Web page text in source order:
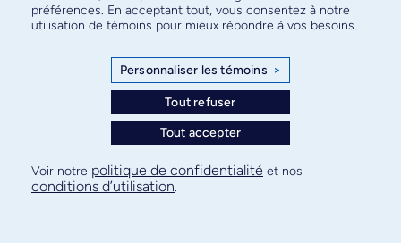
Plan de site
Confidentialité
préférences. En acceptant tout, vous consentez à notre
utilisation de témoins pour mieux répondre à vos besoins.
Personnaliser les témoins >
Tout refuser
Tout accepter
Voir notre politique de confidentialité et nos
conditions d’utilisation.